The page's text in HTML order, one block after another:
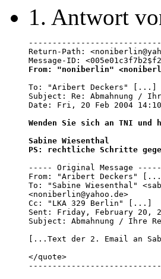
1. Antwort
Return-Path:
From: "noniberlin"
To: "Aribert Deckers" [...]
Subject: Re: Abmahnung /
Date: Fri, 20 Feb 2004
Wenden Sie sich an TNI
Sabine Wiesenthal
PS: rechtliche Schritte
----- Original Message
From: "Aribert Deckers"
To: "Sabine Wiesenthal"
<noniberlin@yahoo.de>
Cc: "LKA 329 Berlin" [...]
Sent: Friday, February 20,
Subject: Abmahnung / Ihre
[...Text der 2. Email an
</quote>